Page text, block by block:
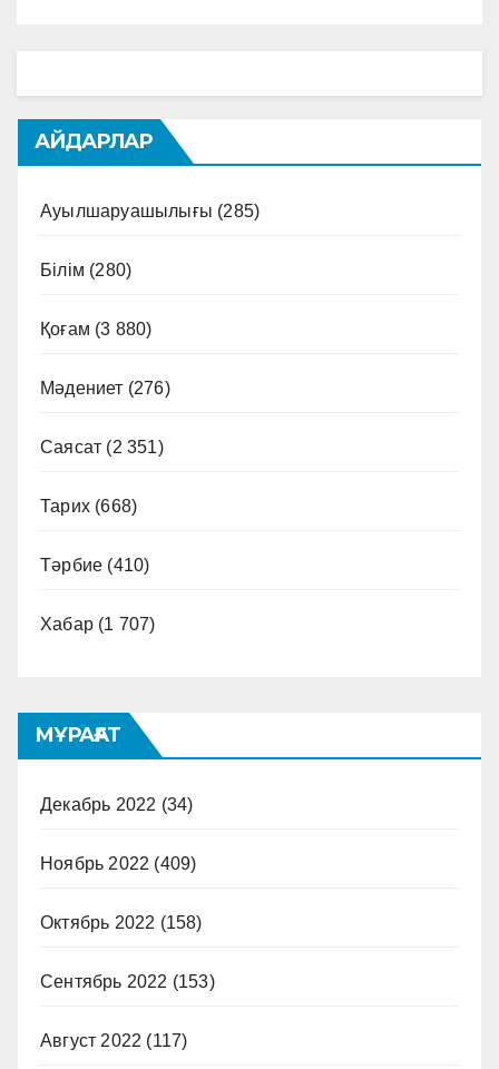
АЙДАРЛАР
Ауылшаруашылығы (285)
Білім (280)
Қоғам (3 880)
Мәдениет (276)
Саясат (2 351)
Тарих (668)
Тәрбие (410)
Хабар (1 707)
МҰРАҒАТ
Декабрь 2022 (34)
Ноябрь 2022 (409)
Октябрь 2022 (158)
Сентябрь 2022 (153)
Август 2022 (117)